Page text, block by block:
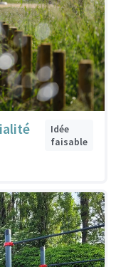
Idée
faisable